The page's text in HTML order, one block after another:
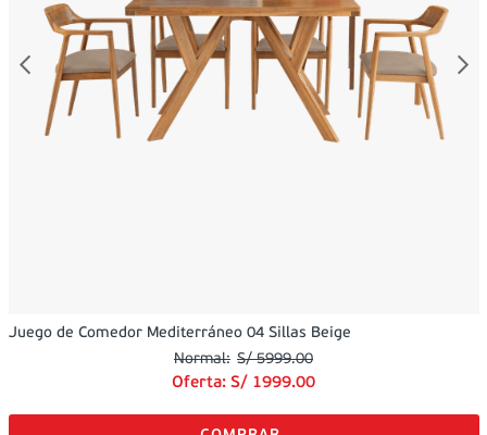
Juego de Comedor Mediterráneo 04 Sillas Beige
S/ 5999.00
Oferta: S/ 1999.00